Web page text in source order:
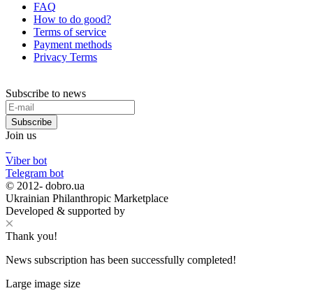
FAQ
How to do good?
Terms of service
Payment methods
Privacy Terms
Subscribe to news
Subscribe
Join us
Viber bot
Telegram bot
© 2012- dobro.ua
Ukrainian Philanthropic Marketplace
Developed & supported by
Thank you!
News subscription has been successfully completed!
Large image size